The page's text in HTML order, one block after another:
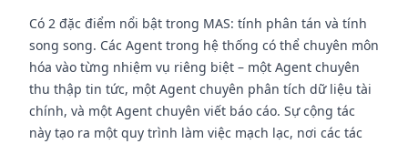
Có 2 đặc điểm nổi bật trong MAS: tính phân tán và tính
song song. Các Agent trong hệ thống có thể chuyên môn
hóa vào từng nhiệm vụ riêng biệt – một Agent chuyên
thu thập tin tức, một Agent chuyên phân tích dữ liệu tài
chính, và một Agent chuyên viết báo cáo. Sự cộng tác
này tạo ra một quy trình làm việc mạch lạc, nơi các tác